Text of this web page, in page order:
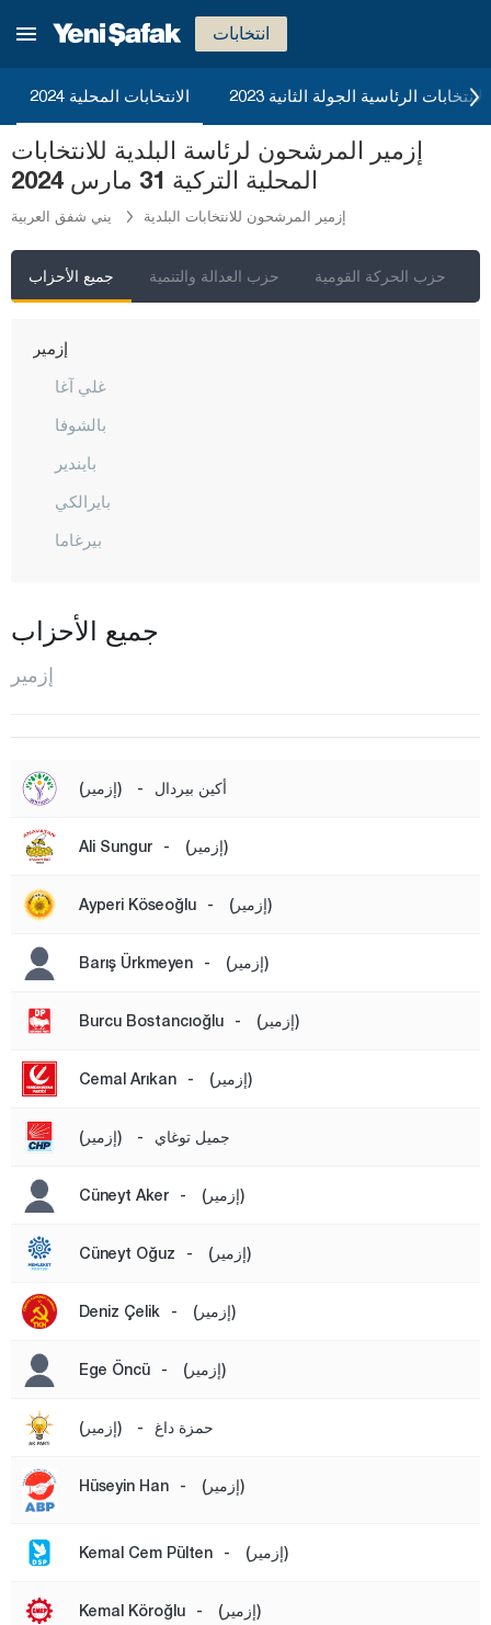
انتخابات
الانتخابات المحلية 2024 2023 الانتخابات الرئاسية الجولة الثانية
إزمير المرشحون لرئاسة البلدية للانتخابات
المحلية التركية 31 مارس 2024
يني شفق العربية إزمير المرشحون للانتخابات البلدية
جميع الأحزاب حزب العدالة والتنمية حزب الحركة القومية
أنقرة
إزمير
غلي آغا
بالشوفا
بايندير
بايرالكي
بيرغاما
بورنوفا
غازيأمير
كارابورون
كينيك
كوناك
مينديريس
نارلي ديريه
أوداميش
سلجوق
تيريه
أضنة
أفيون قره حصار
جميع الأحزاب
إزمير
أكين بيردال - (إزمير)
Ali Sungur - (إزمير)
Ayperi Köseoğlu - (إزمير)
Barış Ürkmeyen - (إزمير)
Burcu Bostancıoğlu - (إزمير)
Cemal Arıkan - (إزمير)
جميل توغاي - (إزمير)
Cüneyt Aker - (إزمير)
Cüneyt Oğuz - (إزمير)
Deniz Çelik - (إزمير)
Ege Öncü - (إزمير)
حمزة داغ - (إزمير)
Hüseyin Han - (إزمير)
Kemal Cem Pülten - (إزمير)
Kemal Köroğlu - (إزمير)